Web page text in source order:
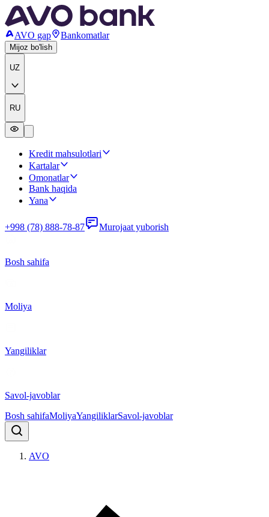
AVO gap Bankomatlar
Mijoz bo'lish
UZ
RU
Kredit mahsulotlari
Kartalar
Omonatlar
Bank haqida
Yana
+998 (78) 888-78-87 Murojaat yuborish
Bosh sahifa
Moliya
Yangiliklar
Savol-javoblar
Bosh sahifaMoliyaYangiliklarSavol-javoblar
AVO